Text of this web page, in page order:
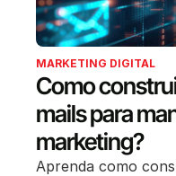
MARKETING DIGITAL
Como
mails para
marketing?
Aprenda como